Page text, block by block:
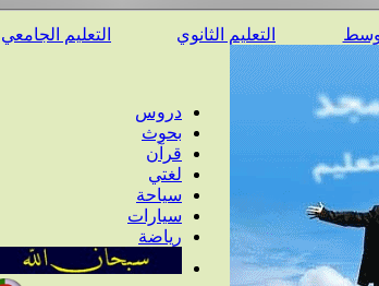
التعليم الثانوي التعليم الجامعي
دروس
بحوث
قرآن
لغتي
سياحة
سيارات
رياضة